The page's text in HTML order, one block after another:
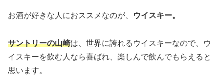
お酒が好きな人におススメなのが、 ウイスキー。
サントリーの山崎は、世界に誇れるウイスキーなので、ウ
イスキーを飲む人なら喜ばれ、楽しんで飲んでもらえると
思います。